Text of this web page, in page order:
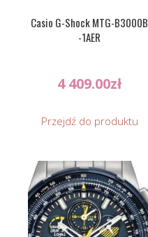
Casio G-Shock MTG-B3000B
-1AER
4 409.00zł
Przejdź do produktu